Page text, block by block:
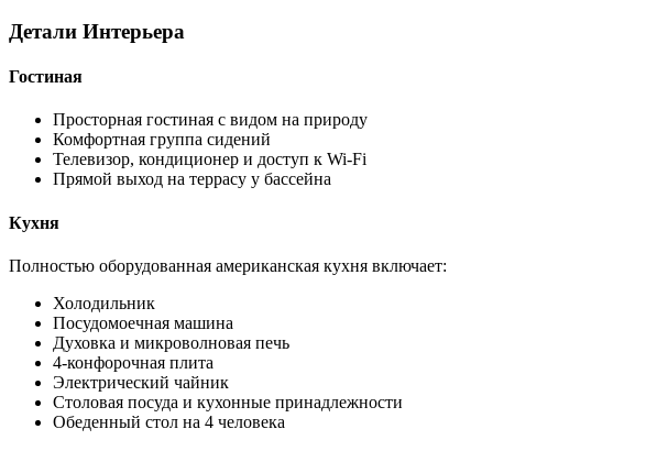
Детали Интерьера
Гостиная
Просторная гостиная с видом на природу
Комфортная группа сидений
Телевизор, кондиционер и доступ к Wi-Fi
Прямой выход на террасу у бассейна
Кухня
Полностью оборудованная американская кухня включает:
Холодильник
Посудомоечная машина
Духовка и микроволновая печь
4-конфорочная плита
Электрический чайник
Столовая посуда и кухонные принадлежности
Обеденный стол на 4 человека